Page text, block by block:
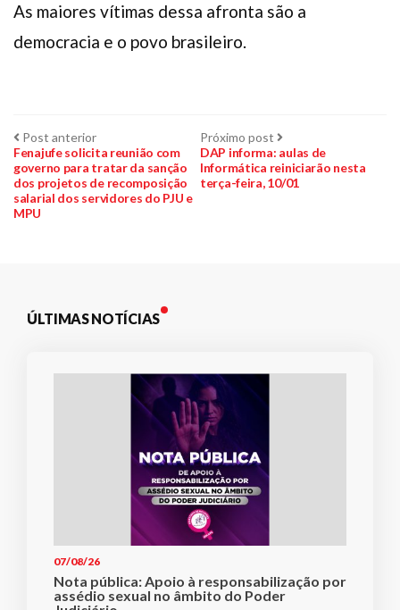
As maiores vítimas dessa afronta são a
democracia e o povo brasileiro.
Navegação
de
Post
Post anteriorPost
anterior:
Fenajufe solicita reunião com
governo para tratar da sanção
dos projetos de recomposição
salarial dos servidores do PJU e
MPU
Próximo post Próximo
post:
DAP informa: aulas de
Informática reiniciarão nesta
terça-feira, 10/01
ÚLTIMAS NOTÍCIAS
07/08/26
Nota pública: Apoio à responsabilização por
assédio sexual no âmbito do Poder